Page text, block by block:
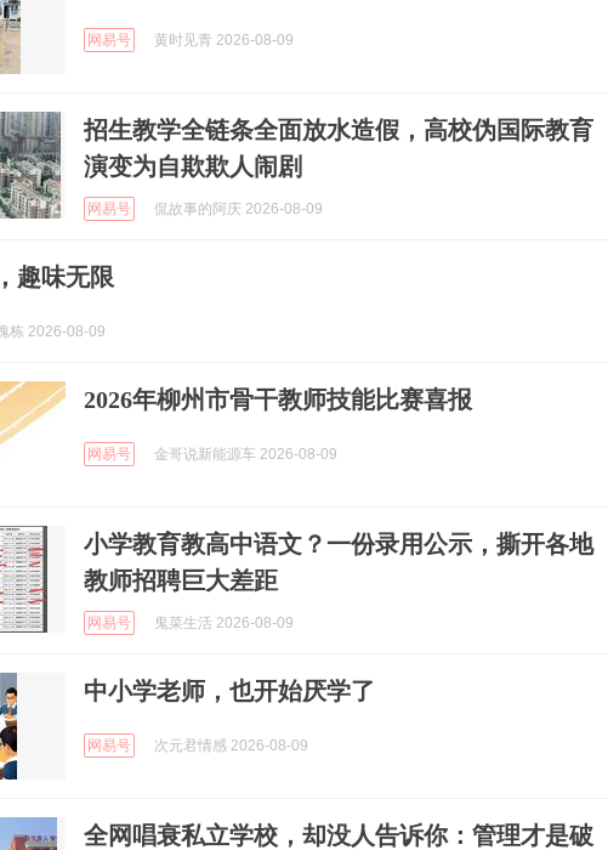
网易号 黄时见青 2026-08-09
招生教学全链条全面放水造假，高校伪国际教育
演变为自欺欺人闹剧
网易号 侃故事的阿庆 2026-08-09
趣味无限
栋 2026-08-09
2026年柳州市骨干教师技能比赛喜报
网易号 金哥说新能源车 2026-08-09
小学教育教高中语文？一份录用公示，撕开各地
教师招聘巨大差距
网易号 鬼菜生活 2026-08-09
中小学老师，也开始厌学了
网易号 次元君情感 2026-08-09
全网唱衰私立学校，却没人告诉你：管理才是破